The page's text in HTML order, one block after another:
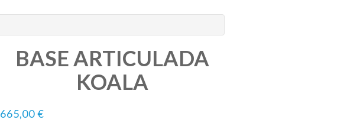
BASE ARTICULADA
KOALA
665,00 €